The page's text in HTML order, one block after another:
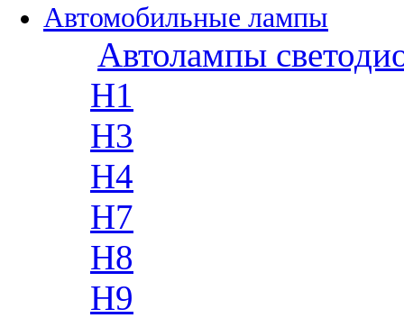
Автомобильные лампы
Автолампы
H1
H3
H4
H7
H8
H9